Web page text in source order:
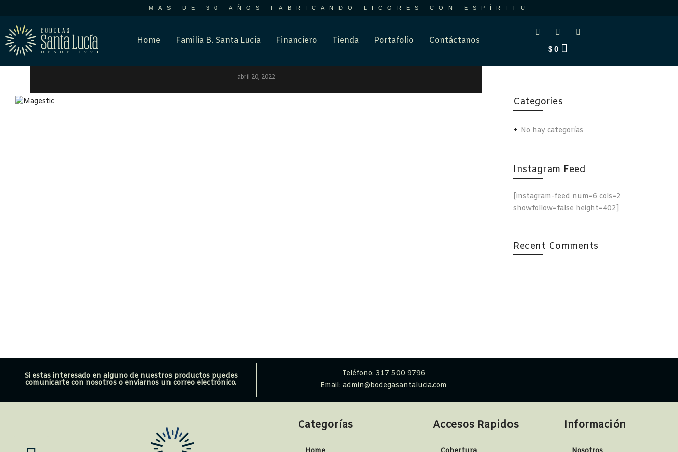
MAS DE 30 AÑOS FABRICANDO LICORES CON ESPÍRITU
Home Familia B. Santa Lucia Financiero Tienda Portafolio Contáctanos
$0
MAGESTIC
abril 20, 2022
Categories
No hay categorías
Instagram Feed
[instagram-feed num=6 cols=2
showfollow=false height=402]
Recent Comments
Si estas interesado en alguno de nuestros productos puedes
comunicarte con nosotros o enviarnos un correo electrónico.
Teléfono: 317 500 9796
Email: admin@bodegasantalucia.com
Categorías Accesos Rapidos Información